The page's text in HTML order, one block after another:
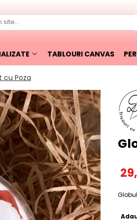
TABLOURI CANVAS
cu Poza